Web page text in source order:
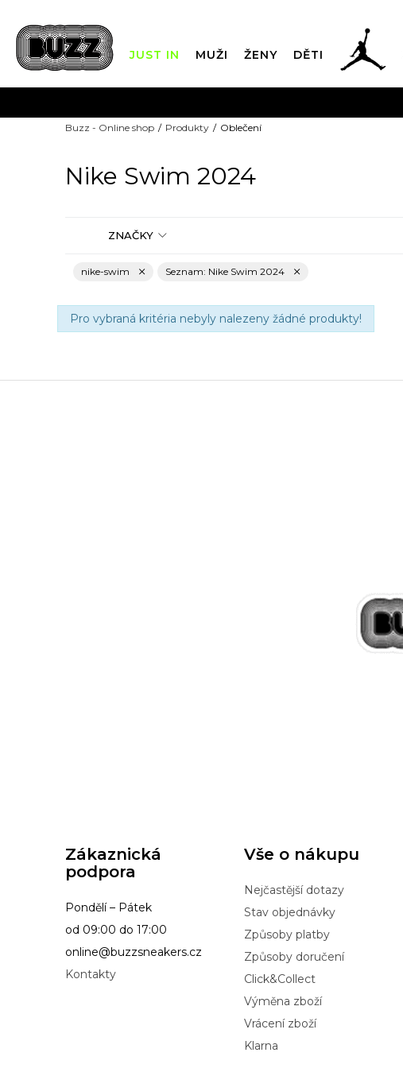
JUST IN MUŽI ŽENY DĚTI
Buzz - Online shop Produkty Oblečení
Nike Swim 2024
ZNAČKY
nike-swim Seznam: Nike Swim 2024
Pro vybraná kritéria nebyly nalezeny žádné produkty!
Zákaznická
podpora
Pondělí – Pátek
od 09:00 do 17:00
online@buzzsneakers.cz
Kontakty
Vše o nákupu
Nejčastější dotazy
Stav objednávky
Způsoby platby
Způsoby doručení
Click&Collect
Výměna zboží
Vrácení zboží
Klarna